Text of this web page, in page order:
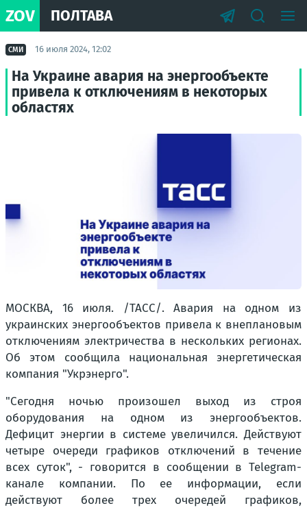
ZOV ПОЛТАВА
СМИ 16 июля 2024, 12:02
На Украине авария на энергообъекте
привела к отключениям в некоторых
областях
МОСКВА, 16 июля. /ТАСС/. Авария на одном из
украинских энергообъектов привела к внеплановым
отключениям электричества в нескольких регионах.
Об этом сообщила национальная энергетическая
компания "Укрэнерго".
"Сегодня ночью произошел выход из строя
оборудования на одном из энергообъектов.
Дефицит энергии в системе увеличился. Действуют
четыре очереди графиков отключений в течение
всех суток", - говорится в сообщении в Telegram-
канале компании. По ее информации, если
действуют более трех очередей графиков,